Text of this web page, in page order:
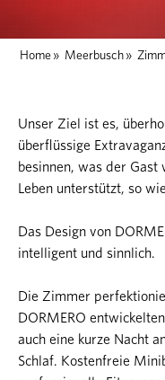
Home » Meerbusch »
Unser Ziel ist es,
überflüssige
besinnen, was der
Leben unterstützt, so
Das Design von
intelligent und sinnlich.
Die Zimmer
DORMERO
auch eine kurze Nacht
Schlaf. Kostenfreie